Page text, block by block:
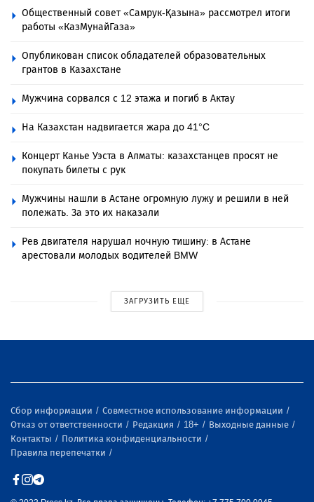
Общественный совет «Самрук-Қазына» рассмотрел итоги
работы «КазМунайГаза»
Опубликован список обладателей образовательных
грантов в Казахстане
Мужчина сорвался с 12 этажа и погиб в Актау
На Казахстан надвигается жара до 41°C
Концерт Канье Уэста в Алматы: казахстанцев просят не
покупать билеты с рук
Мужчины нашли в Астане огромную лужу и решили в ней
полежать. За это их наказали
Рев двигателя нарушал ночную тишину: в Астане
арестовали молодых водителей BMW
ЗАГРУЗИТЬ ЕЩЕ
Сбор информации
Совместное использование информации
Отказ от ответственности
Редакция 18+
Выходные данные
Контакты
Политика конфиденциальности
Правила перепечатки